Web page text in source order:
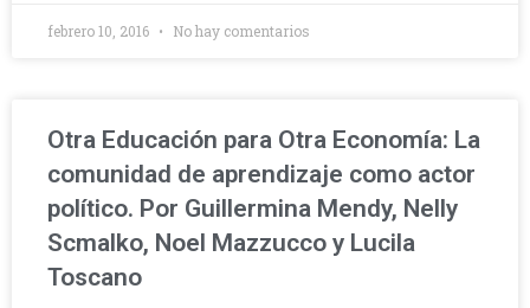
febrero 10, 2016 No hay comentarios
Otra Educación para Otra Economía: La
comunidad de aprendizaje como actor
político. Por Guillermina Mendy, Nelly
Scmalko, Noel Mazzucco y Lucila
Toscano